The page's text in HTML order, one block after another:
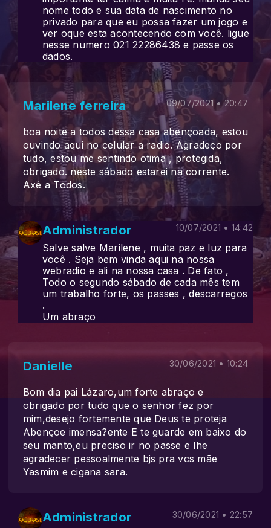
nome todo e sua data de nascimento no
privado para que eu possa fazer um jogo e
ver oque esta acontecendo com você. ligue
nesse numero 021 22286438 e passe os
dados.
Marilene ferreira 09/07/2021 • 20:47
boa noite a todos dessa casa abençoada, estou
ouvindo aqui no celular a radio. Agradeço por
tudo, estou me sentindo otima , protegida,
obrigado. neste sábado estarei na corrente.
Axé a Todos.
Administrador 10/07/2021 • 14:42
Salve salve Marilene , muita paz e luz para
você . Seja bem vinda aqui na nossa
webradio e ali na nossa casa . De fato ,
Todo o segundo sábado de cada mês tem
um trabalho forte, os passes , descarregos
.
Um abraço
Danielle 30/06/2021 • 10:24
Bom dia pai Lázaro,um forte abraço e
obrigado por tudo que o senhor fez por
mim,desejo fortemente que Deus te proteja
Abençoe imensa?ente E te guarde em baixo do
seu manto,eu preciso ir no passe e lhe
agradecer pessoalmente bjs pra vcs mãe
Yasmim e cigana sara.
Administrador 30/06/2021 • 22:57